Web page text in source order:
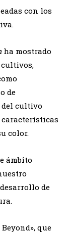
con los
ha mostrado
cultivos,
de
cultivo
color.
ámbito
de
que